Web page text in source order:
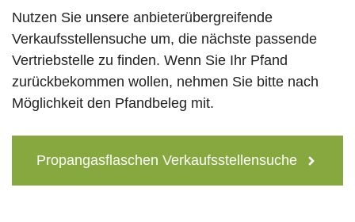
Nutzen Sie unsere anbieterübergreifende
Verkaufsstellensuche um, die nächste passende
Vertriebstelle zu finden. Wenn Sie Ihr Pfand
zurückbekommen wollen, nehmen Sie bitte nach
Möglichkeit den Pfandbeleg mit.
Propangasflaschen Verkaufsstellensuche